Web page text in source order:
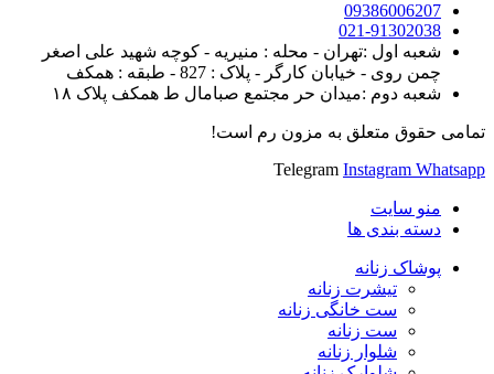
09386006207
021-91302038
شعبه اول :تهران - محله : منیریه - کوچه شهید علی اصغر
چمن روی - خیابان کارگر - پلاک : 827 - طبقه : همکف
شعبه دوم :میدان حر مجتمع صبامال ط همکف پلاک ۱۸
تمامی حقوق متعلق به مزون رم است!
Telegram Instagram Whatsapp
منو سایت
دسته بندی ها
پوشاک زنانه
تیشرت زنانه
ست خانگی زنانه
ست زنانه
شلوار زنانه